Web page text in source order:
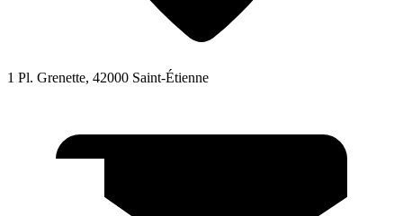
1 Pl. Grenette, 42000 Saint-Étienne